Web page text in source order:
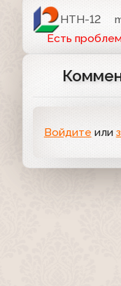
НТН-12
Есть
Войдите или